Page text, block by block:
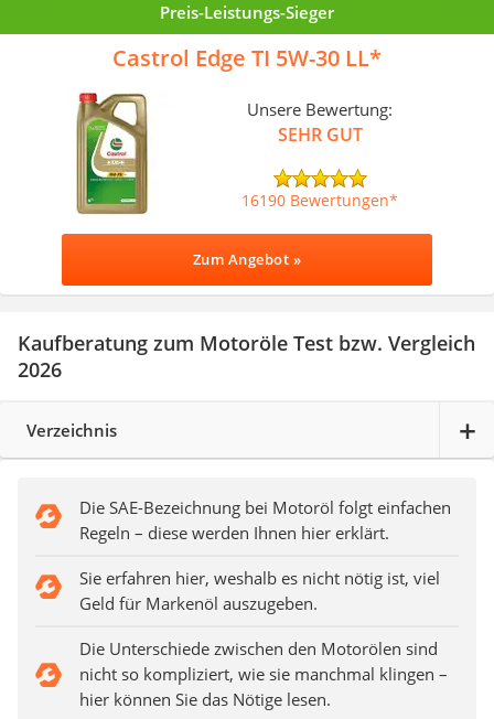
Preis-Leistungs-Sieger
Castrol Edge TI 5W-30 LL
Unsere Bewertung:
SEHR GUT
16190 Bewertungen
Zum Angebot »
Kaufberatung zum Motoröle Test bzw. Vergleich
2026
Verzeichnis
Die SAE-Bezeichnung bei Motoröl folgt einfachen
Regeln – diese werden Ihnen hier erklärt.
Sie erfahren hier, weshalb es nicht nötig ist, viel
Geld für Markenöl auszugeben.
Die Unterschiede zwischen den Motorölen sind
nicht so kompliziert, wie sie manchmal klingen –
hier können Sie das Nötige lesen.